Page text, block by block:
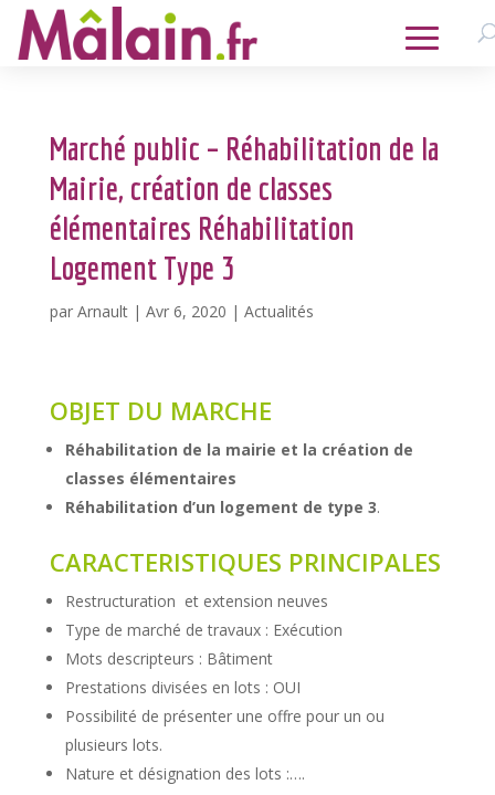
Marché public – Réhabilitation de la
Mairie, création de classes
élémentaires Réhabilitation
Logement Type 3
par Arnault| Avr 6, 2020 | Actualités
OBJET DU MARCHE
Réhabilitation de la mairie et la création de
classes élémentaires
Réhabilitation d’un logement de type 3.
CARACTERISTIQUES PRINCIPALES
Restructuration et extension neuves
Type de marché de travaux : Exécution
Mots descripteurs : Bâtiment
Prestations divisées en lots : OUI
Possibilité de présenter une offre pour un ou
plusieurs lots.
Nature et désignation des lots :….